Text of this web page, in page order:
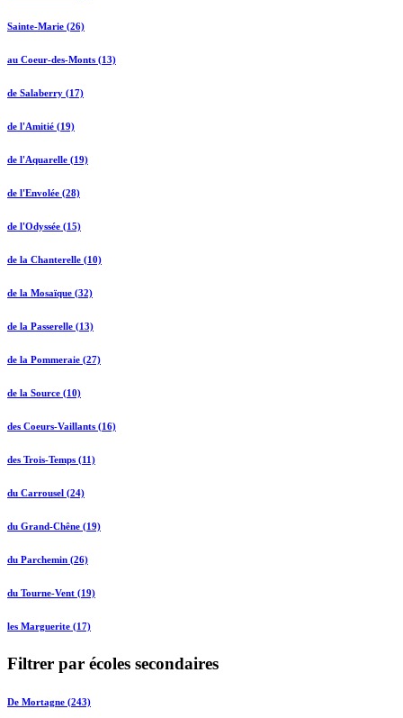
Sainte-Marie (26)
au Coeur-des-Monts (13)
de Salaberry (17)
de l'Amitié (19)
de l'Aquarelle (19)
de l'Envolée (28)
de l'Odyssée (15)
de la Chanterelle (10)
de la Mosaïque (32)
de la Passerelle (13)
de la Pommeraie (27)
de la Source (10)
des Coeurs-Vaillants (16)
des Trois-Temps (11)
du Carrousel (24)
du Grand-Chêne (19)
du Parchemin (26)
du Tourne-Vent (19)
les Marguerite (17)
Filtrer par écoles secondaires
De Mortagne (243)